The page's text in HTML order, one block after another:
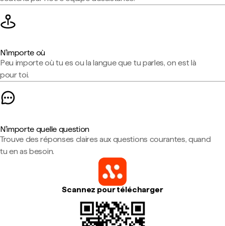
N'importe où
Peu importe où tu es ou la langue que tu parles, on est là
pour toi.
N'importe quelle question
Trouve des réponses claires aux questions courantes, quand
tu en as besoin.
Scannez pour télécharger